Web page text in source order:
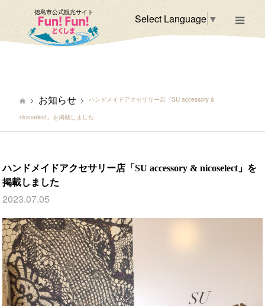
徳島市公式観光サイト Select Language ▼
お知らせ ハンドメイドアクセサリー店「SU accessory &
nicoselect」を掲載しました
ハンドメイドアクセサリー店「SU accessory & nicoselect」を
掲載しました
2023.07.05